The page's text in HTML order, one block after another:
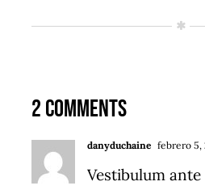
2 Comments
danyduchaine febrero 5,
Vestibulum